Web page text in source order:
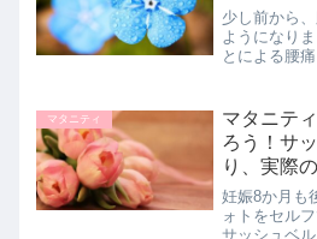
少し前から
ようになり
とによる腰
ました。
マタニティ
マタニテ
ろう！サ
り、実際
妊娠8か月も
ォトをセル
サッシュベ